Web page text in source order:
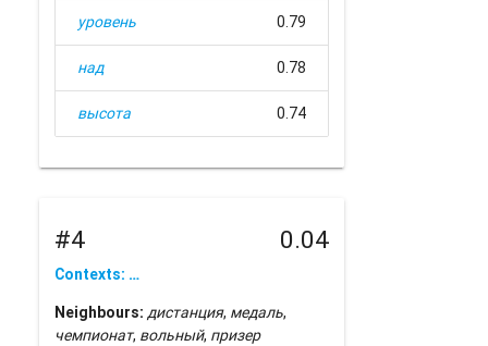
уровень 0.79
над 0.78
высота 0.74
#4 0.04
Contexts: …
Neighbours: дистанция, медаль,
чемпионат, вольный, призер